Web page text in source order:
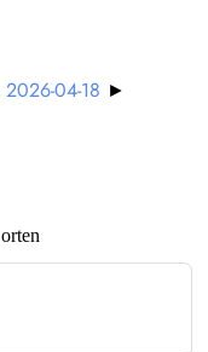
2026-04-18 ►